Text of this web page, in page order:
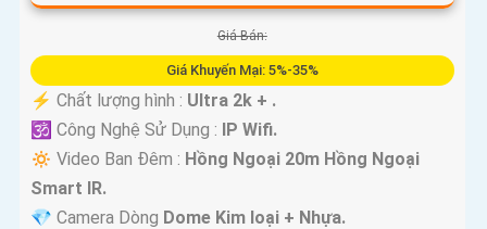
Giá Bán:
Giá Khuyến Mại: 5%-35%
️⚡ Chất lượng hình : Ultra 2k + .
🕉️ Công Nghệ Sử Dụng : IP Wifi.
🔅 Video Ban Đêm : Hồng Ngoại 20m Hồng Ngoại
Smart IR.
💎 Camera Dòng Dome Kim loại + Nhựa.